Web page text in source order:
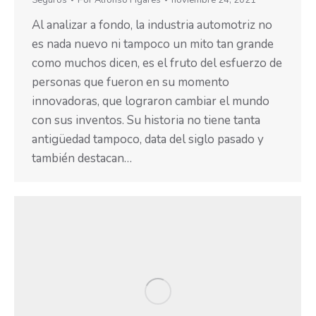
Al analizar a fondo, la industria automotriz no
es nada nuevo ni tampoco un mito tan grande
como muchos dicen, es el fruto del esfuerzo de
personas que fueron en su momento
innovadoras, que lograron cambiar el mundo
con sus inventos. Su historia no tiene tanta
antigüedad tampoco, data del siglo pasado y
también destacan…